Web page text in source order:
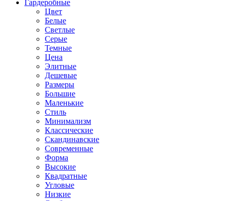
Гардеробные
Цвет
Белые
Светлые
Серые
Темные
Цена
Элитные
Дешевые
Размеры
Большие
Маленькие
Стиль
Минимализм
Классические
Скандинавские
Современные
Форма
Высокие
Квадратные
Угловые
Низкие